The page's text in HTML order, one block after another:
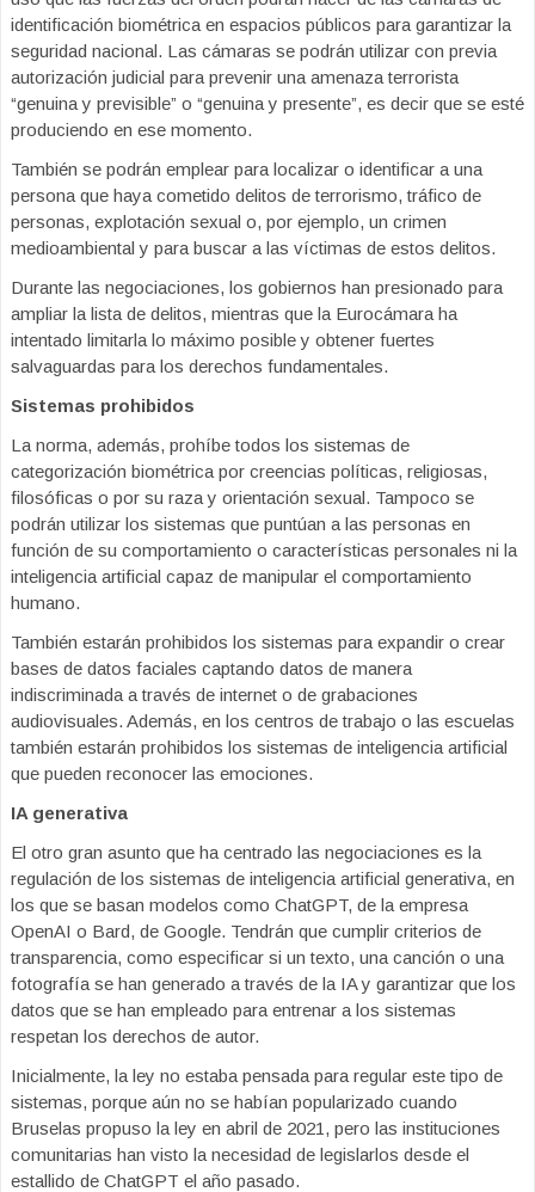
identificación biométrica en espacios públicos para garantizar la
seguridad nacional. Las cámaras se podrán utilizar con previa
autorización judicial para prevenir una amenaza terrorista
“genuina y previsible” o “genuina y presente”, es decir que se esté
produciendo en ese momento.
También se podrán emplear para localizar o identificar a una
persona que haya cometido delitos de terrorismo, tráfico de
personas, explotación sexual o, por ejemplo, un crimen
medioambiental y para buscar a las víctimas de estos delitos.
Durante las negociaciones, los gobiernos han presionado para
ampliar la lista de delitos, mientras que la Eurocámara ha
intentado limitarla lo máximo posible y obtener fuertes
salvaguardas para los derechos fundamentales.
Sistemas prohibidos
La norma, además, prohíbe todos los sistemas de
categorización biométrica por creencias políticas, religiosas,
filosóficas o por su raza y orientación sexual. Tampoco se
podrán utilizar los sistemas que puntúan a las personas en
función de su comportamiento o características personales ni la
inteligencia artificial capaz de manipular el comportamiento
humano.
También estarán prohibidos los sistemas para expandir o crear
bases de datos faciales captando datos de manera
indiscriminada a través de internet o de grabaciones
audiovisuales. Además, en los centros de trabajo o las escuelas
también estarán prohibidos los sistemas de inteligencia artificial
que pueden reconocer las emociones.
IA generativa
El otro gran asunto que ha centrado las negociaciones es la
regulación de los sistemas de inteligencia artificial generativa, en
los que se basan modelos como ChatGPT, de la empresa
OpenAI o Bard, de Google. Tendrán que cumplir criterios de
transparencia, como especificar si un texto, una canción o una
fotografía se han generado a través de la IA y garantizar que los
datos que se han empleado para entrenar a los sistemas
respetan los derechos de autor.
Inicialmente, la ley no estaba pensada para regular este tipo de
sistemas, porque aún no se habían popularizado cuando
Bruselas propuso la ley en abril de 2021, pero las instituciones
comunitarias han visto la necesidad de legislarlos desde el
estallido de ChatGPT el año pasado.